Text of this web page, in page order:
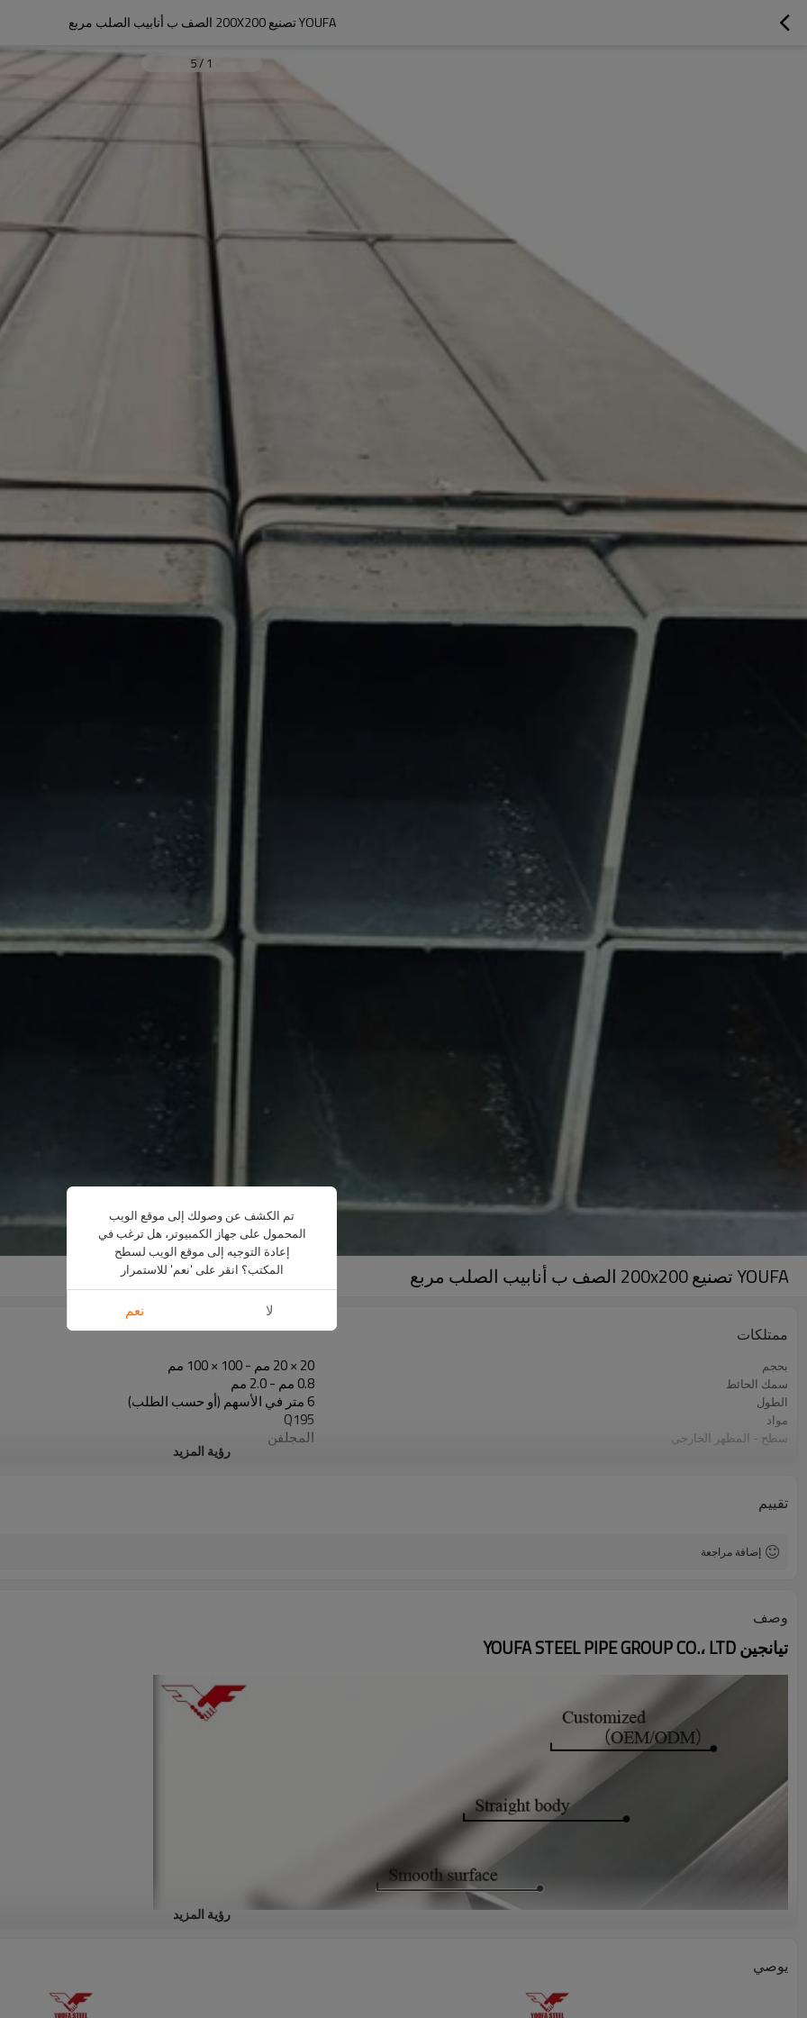
YOUFA تصنيع 200X200 الصف ب أنابيب الصلب مربع
1
/
5
YOUFA تصنيع 200x200 الصف ب أنابيب الصلب مربع
ممتلكات
بحجم 20 × 20 مم - 100 × 100 مم
سمك الحائط 0.8 مم - 2.0 مم
الطول 6 متر في الأسهم (أو حسب الطلب)
مواد Q195
سطح - المظهر الخارجي المجلفن
في حزم مع حزمة التصدير البلاستيكية
رؤية المزيد
تقييم
إضافة مراجعة
وصف
تيانجين YOUFA STEEL PIPE GROUP CO.، LTD
رؤية المزيد
يوصي
تم الكشف عن وصولك إلى موقع الويب
المحمول على جهاز الكمبيوتر، هل ترغب في
إعادة التوجيه إلى موقع الويب لسطح
المكتب؟ انقر على 'نعم' للاستمرار
لا نعم